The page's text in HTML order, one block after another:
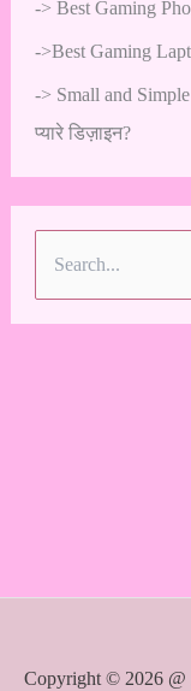
-> Best Gaming
->Best Gaming
-> Small and
प्यारे डिज़ाइन?
Copyright © 2026 @